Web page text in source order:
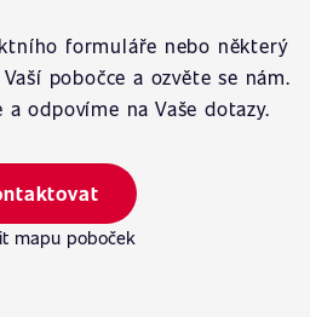
formuláře nebo některý
pobočce a ozvěte se nám.
a odpovíme na Vaše dotazy.
mapu poboček